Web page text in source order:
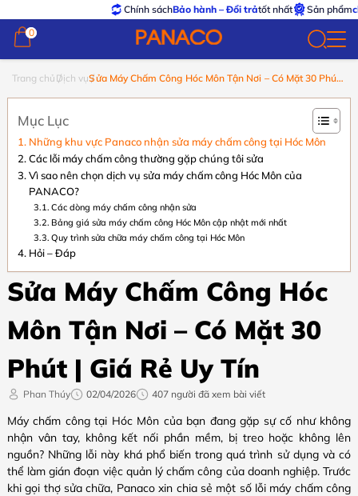
Chính sách Bảo hành – Đổi trảtốt nhất Sản phẩmchính
0
0
Trang chủ Dịch vụSửa Máy Chấm Công Hóc Môn Tận Nơi – Có Mặt 30 Phút |
Mục Lục
Những khu vực Panaco nhận sửa máy chấm công tại Hóc Môn
Các lỗi máy chấm công thường gặp chúng tôi sửa
Vì sao nên chọn dịch vụ sửa máy chấm công Hóc Môn của
PANACO?
Các dòng máy chấm công nhận sửa
Bảng giá sửa máy chấm công Hóc Môn cập nhật mới nhất
Quy trình sửa chữa máy chấm công tại Hóc Môn
Hỏi – Đáp
Sửa Máy Chấm Công Hóc
Môn Tận Nơi – Có Mặt 30
Phút | Giá Rẻ Uy Tín
Phan Thúy 02/04/2026 407 người đã xem bài viết
Máy chấm công tại Hóc Môn của bạn đang gặp sự cố như không
nhận vân tay, không kết nối phần mềm, bị treo hoặc không lên
nguồn? Những lỗi này khá phổ biến trong quá trình sử dụng và có
thể làm gián đoạn việc quản lý chấm công của doanh nghiệp. Trước
khi gọi thợ sửa chữa, Panaco xin chia sẻ một số lỗi máy chấm công